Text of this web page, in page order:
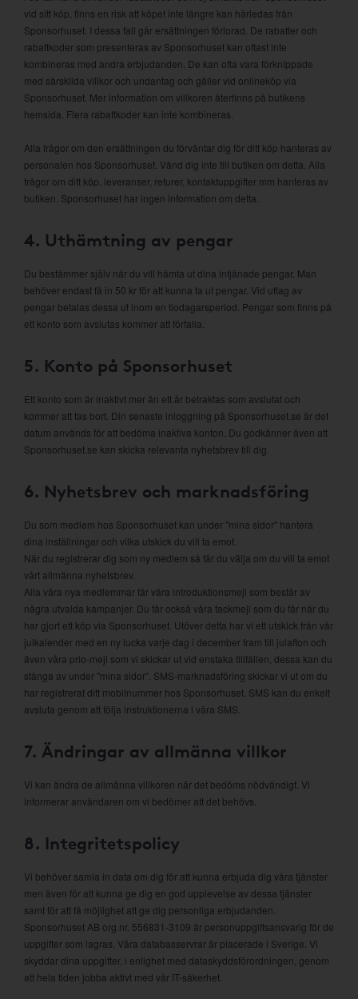
vid sitt köp, finns en risk att köpet inte längre kan härledas från
Sponsorhuset. I dessa fall går ersättningen förlorad. De rabatter och
rabattkoder som presenteras av Sponsorhuset kan oftast inte
kombineras med andra erbjudanden. De kan ofta vara förknippade
med särskilda villkor och undantag och gäller vid onlineköp via
Sponsorhuset. Mer information om villkoren återfinns på butikens
hemsida. Flera rabattkoder kan inte kombineras.
Alla frågor om den ersättningen du förväntar dig för ditt köp hanteras av
personalen hos Sponsorhuset. Vänd dig inte till butiken om detta. Alla
frågor om ditt köp, leveranser, returer, kontaktuppgifter mm hanteras av
butiken. Sponsorhuset har ingen information om detta.
4. Uthämtning av pengar
Du bestämmer själv när du vill hämta ut dina intjänade pengar. Man
behöver endast få in 50 kr för att kunna ta ut pengar. Vid uttag av
pengar betalas dessa ut inom en tiodagarsperiod. Pengar som finns på
ett konto som avslutas kommer att förfalla.
5. Konto på Sponsorhuset
Ett konto som är inaktivt mer än ett år betraktas som avslutat och
kommer att tas bort. Din senaste inloggning på Sponsorhuset.se är det
datum används för att bedöma inaktiva konton. Du godkänner även att
Sponsorhuset.se kan skicka relevanta nyhetsbrev till dig.
6. Nyhetsbrev och marknadsföring
Du som medlem hos Sponsorhuset kan under "mina sidor" hantera
dina inställningar och vilka utskick du vill ta emot.
När du registrerar dig som ny medlem så får du välja om du vill ta emot
vårt allmänna nyhetsbrev.
Alla våra nya medlemmar får våra introduktionsmejl som består av
några utvalda kampanjer. Du får också våra tackmejl som du får när du
har gjort ett köp via Sponsorhuset. Utöver detta har vi ett utskick från vår
julkalender med en ny lucka varje dag i december fram till julafton och
även våra prio-mejl som vi skickar ut vid enstaka tillfällen, dessa kan du
stänga av under "mina sidor". SMS-marknadsföring skickar vi ut om du
har registrerat ditt mobilnummer hos Sponsorhuset. SMS kan du enkelt
avsluta genom att följa instruktionerna i våra SMS.
7. Ändringar av allmänna villkor
Vi kan ändra de allmänna villkoren när det bedöms nödvändigt. Vi
informerar användaren om vi bedömer att det behövs.
8. Integritetspolicy
Vi behöver samla in data om dig för att kunna erbjuda dig våra tjänster
men även för att kunna ge dig en god upplevelse av dessa tjänster
samt för att få möjlighet att ge dig personliga erbjudanden.
Sponsorhuset AB org.nr. 556831-3109 är personuppgiftsansvarig för de
uppgifter som lagras. Våra databasservrar är placerade i Sverige. Vi
skyddar dina uppgifter, i enlighet med dataskyddsförordningen, genom
att hela tiden jobba aktivt med vår IT-säkerhet.